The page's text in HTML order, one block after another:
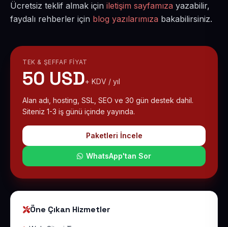
Ücretsiz teklif almak için iletişim sayfamıza yazabilir,
faydalı rehberler için blog yazılarımıza bakabilirsiniz.
TEK & ŞEFFAF FIYAT
50 USD+ KDV / yıl
Alan adı, hosting, SSL, SEO ve 30 gün destek dahil.
Siteniz 1-3 iş günü içinde yayında.
Paketleri İncele
WhatsApp'tan Sor
Öne Çıkan Hizmetler